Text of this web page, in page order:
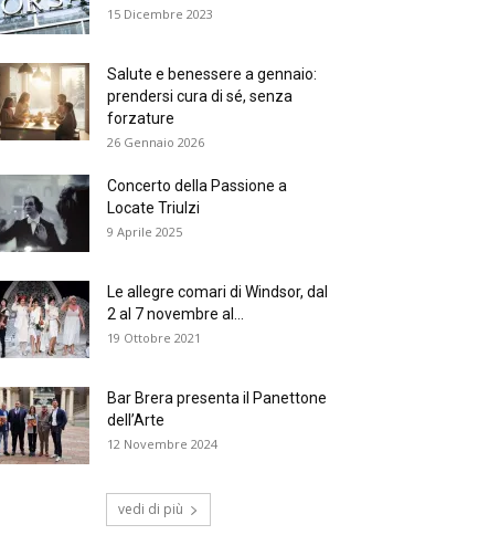
15 Dicembre 2023
Salute e benessere a gennaio:
prendersi cura di sé, senza
forzature
26 Gennaio 2026
Concerto della Passione a
Locate Triulzi
9 Aprile 2025
Le allegre comari di Windsor, dal
2 al 7 novembre al...
19 Ottobre 2021
Bar Brera presenta il Panettone
dell’Arte
12 Novembre 2024
vedi di più